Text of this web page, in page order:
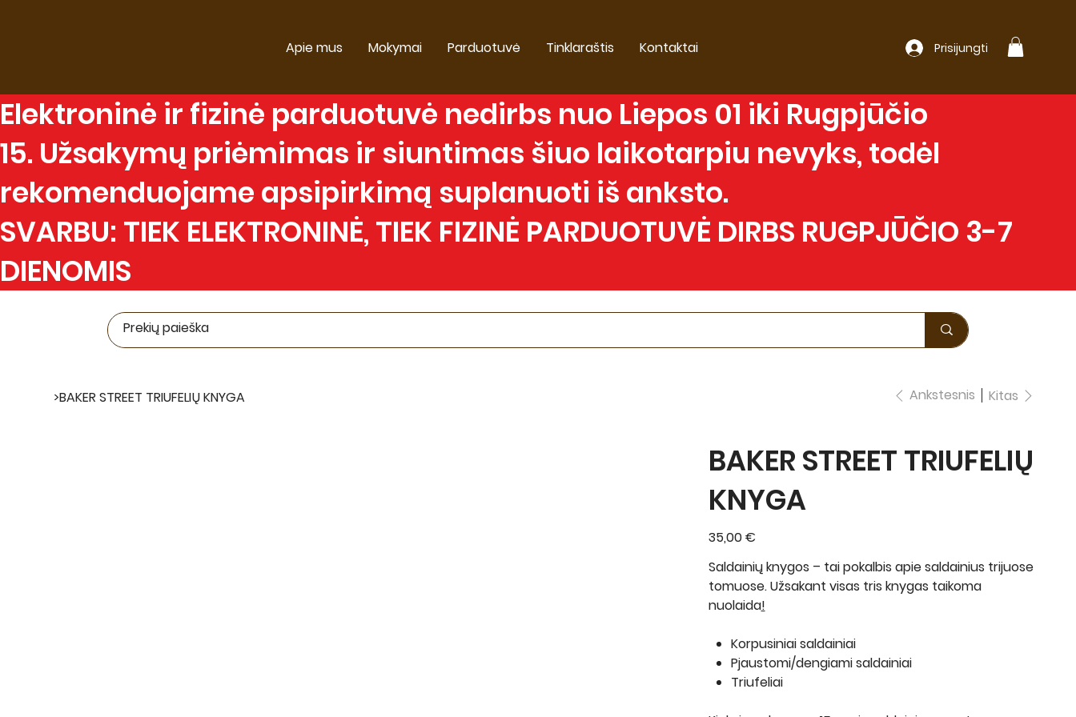
Prisijungti
Apie mus Mokymai Parduotuvė Tinklaraštis Kontaktai
Elektroninė ir fizinė parduotuvė nedirbs nuo Liepos 01 iki Rugpjūčio
15. Užsakymų priėmimas ir siuntimas šiuo laikotarpiu nevyks, todėl
rekomenduojame apsipirkimą suplanuoti iš anksto.
SVARBU: TIEK ELEKTRONINĖ, TIEK FIZINĖ PARDUOTUVĖ DIRBS RUGPJŪČIO 3-7
DIENOMIS
>BAKER STREET TRIUFELIŲ KNYGA Ankstesnis Kitas
BAKER STREET TRIUFELIŲ
KNYGA
Kaina
35,00 €
Saldainių knygos – tai pokalbis apie saldainius trijuose
tomuose. Užsakant visas tris knygas taikoma
nuolaida!
Korpusiniai saldainiai
Pjaustomi/dengiami saldainiai
Triufeliai